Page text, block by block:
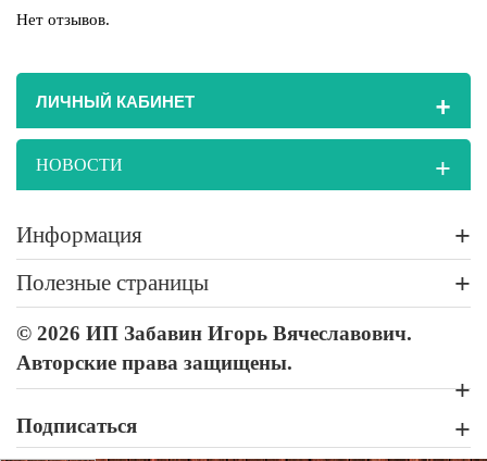
Нет отзывов.
ЛИЧНЫЙ КАБИНЕТ +
НОВОСТИ +
Информация +
Полезные страницы +
© 2026 ИП Забавин Игорь Вячеславович.
Авторские права защищены.
+
Подписаться +